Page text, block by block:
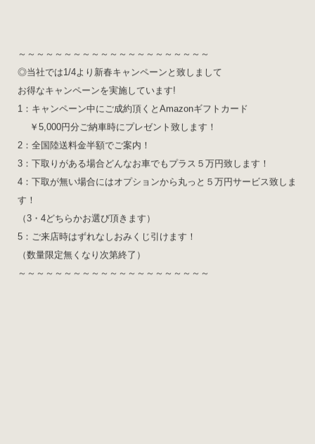
～～～～～～～～～～～～～～～～～～～～～
◎当社では1/4より新春キャンペーンと致しまして
お得なキャンペーンを実施しています!
1：キャンペーン中にご成約頂くとAmazonギフトカード
￥5,000円分ご納車時にプレゼント致します！
2：全国陸送料金半額でご案内！
3：下取りがある場合どんなお車でもプラス５万円致します！
4：下取が無い場合にはオプションから丸っと５万円サービス致しま
す！
（3・4どちらかお選び頂きます）
5：ご来店時はずれなしおみくじ引けます！
（数量限定無くなり次第終了）
～～～～～～～～～～～～～～～～～～～～～